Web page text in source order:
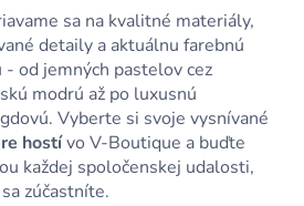
sa na kvalitné materiály,
detaily a aktuálnu farebnú
- od jemných pastelov cez
modrú až po luxusnú
Vyberte si svoje vysnívané
hostívo V-Boutique a buďte
každej spoločenskej udalosti,
zúčastníte.